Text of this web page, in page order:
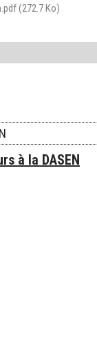
(272.7 Ko)
à la DASEN